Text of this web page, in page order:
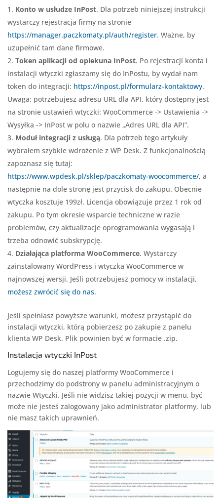
Konto w usłudze InPost. Dla potrzeb niniejszej instrukcji
wystarczy rejestracja firmy na stronie
https://manager.paczkomaty.pl/auth/register. Ważne, by
uzupełnić tam dane firmowe.
Token aplikacji od opiekuna InPost. Po rejestracji konta i
instalacji wtyczki zgłaszamy się do InPostu, by wydał nam
token do integracji: https://inpost.pl/formularz-kontaktowy.
Uwaga: potrzebujesz adresu URL dla API, który dostępny jest
na stronie ustawień wtyczki: WooCommerce -> Ustawienia ->
Wysyłka -> InPost w polu o nazwie „Adres URL dla API”.
Moduł integracji z usługą. Dla potrzeb tego artykuły
wybrałem szybkie wdrożenie z WP Desk. Z funkcjonalnością
zapoznasz się tutaj:
https://www.wpdesk.pl/sklep/paczkomaty-woocommerce/, a
następnie na dole stronę jest przycisk do zakupu. Obecnie
wtyczka kosztuje 199zł. Licencja obowiązuje przez 1 rok od
zakupu. Po tym okresie wsparcie techniczne w razie
problemów, czy aktualizacje oprogramowania wygasają i
trzeba odnowić subskrypcję.
Działająca platforma WooCommerce. Wystarczy
zainstalowany WordPress i wtyczka WooCommerce w
najnowszej wersji. Jeśli potrzebujesz pomocy w instalacji,
możesz zwrócić się do nas.
Jeśli spełniasz powyższe warunki, możesz przystąpić do
instalacji wtyczki, którą pobierzesz po zakupie z panelu
klienta WP Desk. Plik powinien być w formacie .zip.
Instalacja wtyczki InPost
Logujemy się do naszej platformy WooCommerce i
przechodzimy do podstrony w panelu administracyjnym o
nazwie Wtyczki. Jeśli nie widzisz takiej pozycji w menu, być
może nie jesteś zalogowany jako administrator platformy, lub
nie masz takich uprawnień.